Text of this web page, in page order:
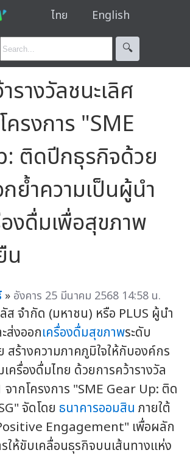
ไทย English
🔍︎
รางวัลชนะเลิศ
รงการ "SME
ติดปีกธุรกิจด้วย
ย้ำความเป็นผู้นำ
งดื่มเพื่อสุขภาพ
น
» อังคาร 25 มีนาคม 2568 14:58 น.
ส จำกัด (มหาชน) หรือ PLUS ผู้นำ
ส่งออกเครื่องดื่มสุขภาพระดับ
สร้างความภาคภูมิใจให้กับองค์กร
ครื่องดื่มไทย ด้วยการคว้ารางวัล
ากโครงการ "SME Gear Up: ติด
จัดโดย ธนาคารออมสิน ภายใต้
Engagement" เพื่อผลัก
ให้ขับเคลื่อนธุรกิจบนเส้นทางแห่ง